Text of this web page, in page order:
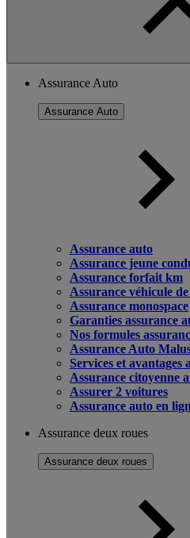
Assurance Auto
Assurance Auto
Assurance auto
Assurance jeune
Assurance forfait km
Assurance véhicule
Assurance monospace
Garanties assurance
Nos formules
Assurance Auto
Services et avantages
Assurance citoyenne
Assurer 2 voitures
Assurance auto en
Assurance deux roues
Assurance deux roues